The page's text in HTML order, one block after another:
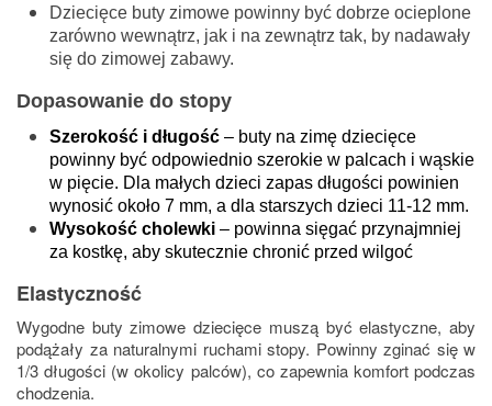
Dziecięce buty zimowe powinny być dobrze ocieplone
zarówno wewnątrz, jak i na zewnątrz tak, by nadawały
się do zimowej zabawy.
Dopasowanie do stopy
Szerokość i długość – buty na zimę dziecięce
powinny być odpowiednio szerokie w palcach i wąskie
w pięcie. Dla małych dzieci zapas długości powinien
wynosić około 7 mm, a dla starszych dzieci 11-12 mm.
Wysokość cholewki – powinna sięgać przynajmniej
za kostkę, aby skutecznie chronić przed wilgoć
Elastyczność
Wygodne buty zimowe dziecięce muszą być elastyczne, aby
podążały za naturalnymi ruchami stopy. Powinny zginać się w
1/3 długości (w okolicy palców), co zapewnia komfort podczas
chodzenia.